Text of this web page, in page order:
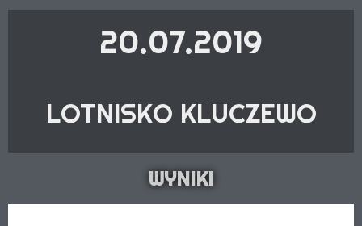
20.07.2019
LOTNISKO KLUCZEWO
WYNIKI